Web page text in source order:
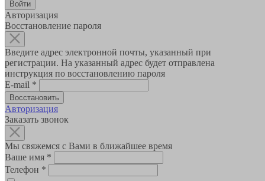
Авторизация
Восстановление пароля
Введите адрес электронной почты, указанный при
регистрации. На указанный адрес будет отправлена
инструкция по восстановлению пароля
E-mail *
Авторизация
Заказать звонок
Мы свяжемся с Вами в ближайшее время
Ваше имя *
Телефон *